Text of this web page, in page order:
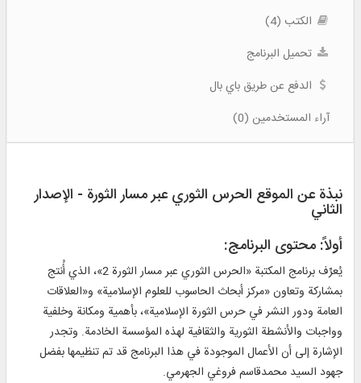
الكتب (4)
تحميل البرنامج
الدفع عن طريق باي بال
آراء المستخدمين (0)
نبذة عن الموقع الحرس الثوري عبر مسار الثورة - الإصدار
الثاني
أولاً: محتوى البرنامج:
يُعرِّف برنامج المكتبة «الحرس الثوري عبر مسار الثورة 2»، الذي أُنتج
بمشاركة وتعاون «مركز أبحاث الحاسوب للعلوم الإسلامية» و«العلاقات
العامة ودور النشر في حرس الثورة الإسلامية»، بأهمية ومكانة وخلفية
وواجبات والأنشطة الثورية والثقافية لهذه المؤسسة الخادمة. وتجدر
الإشارة إلى أن الأعمال الموجودة في هذا البرنامج قد تم تنظيمها بفضل
جهود السيد محمدقاسم فروغي الجهرمي.